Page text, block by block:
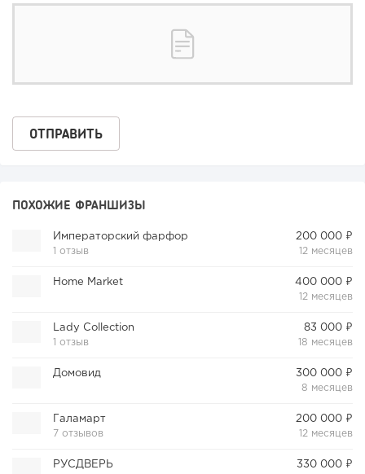
ПОХОЖИЕ ФРАНШИЗЫ
Императорский фарфор
1 отзыв
200 000 ₽
12 месяцев
Home Market
400 000 ₽
12 месяцев
Lady Collection
1 отзыв
83 000 ₽
18 месяцев
Домовид
300 000 ₽
8 месяцев
Галамарт
7 отзывов
200 000 ₽
12 месяцев
РУСДВЕРЬ
330 000 ₽